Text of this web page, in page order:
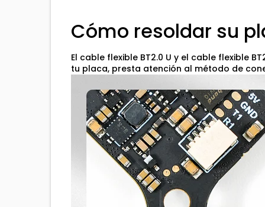
Cómo resoldar su
El cable flexible BT2.0 U y el cable flexible
tu placa, presta atención al método de